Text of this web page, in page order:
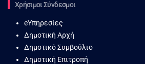
Χρήσιμοι Σύνδεσμοι
eΥπηρεσίες
Δημοτική Αρχή
Δημοτικό Συμβούλιο
Δημοτική Επιτροπή